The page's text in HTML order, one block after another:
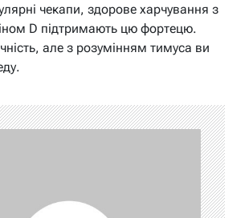
чекапи, здорове харчування з
D підтримають цю фортецю.
але з розумінням тимуса ви